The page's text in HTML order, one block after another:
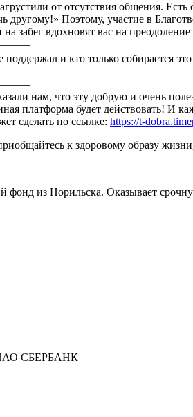
от отсутствия общения. Есть
Поэтому, участие в
на забег вдохновят вас на
и кто только собирается
нам, что эту добрую и очень
платформа будет действовать! И
сделать по ссылке: https://t-
к здоровому образу
фонд из Норильска. Оказывает
СБЕРБАНК